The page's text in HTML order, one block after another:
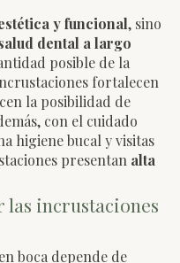
y funcional, sino
dental a largo
posible de la
fortalecen
la posibilidad de
con el cuidado
higiene bucal y visitas
presentan alta
las incrustaciones
boca depende de